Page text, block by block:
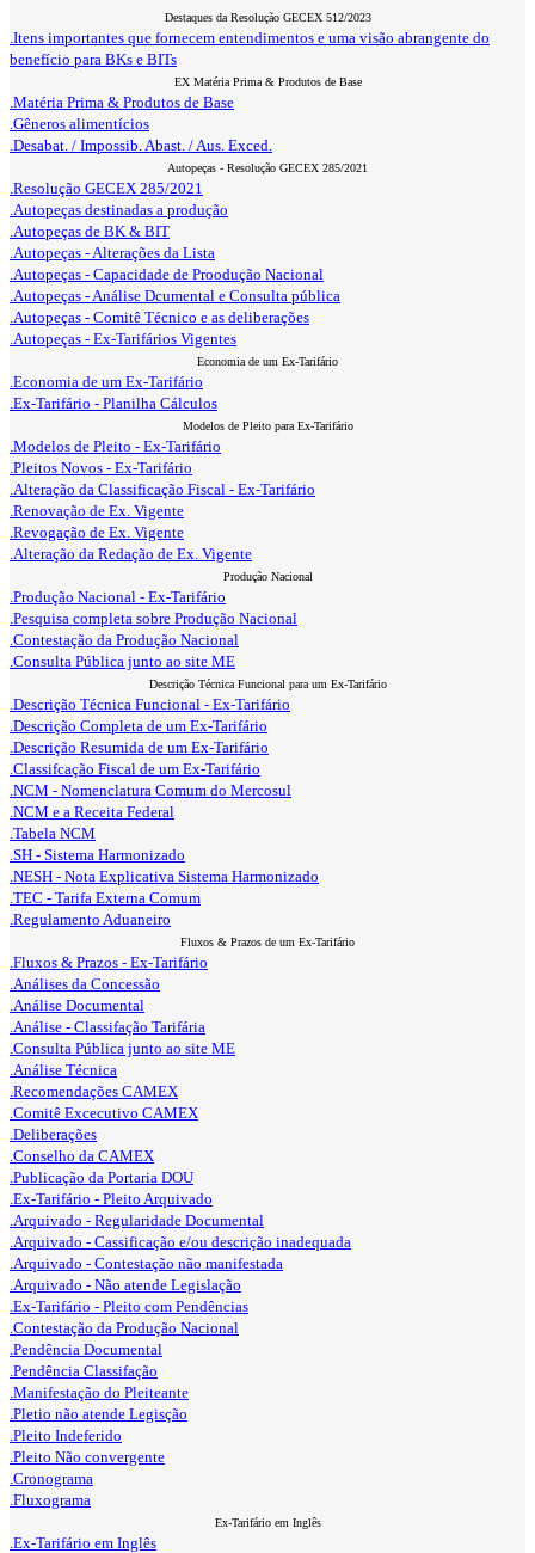
Destaques da Resolução GECEX 512/2023
.Itens importantes que fornecem entendimentos e uma visão abrangente do
benefício para BKs e BITs
EX Matéria Prima & Produtos de Base
.Matéria Prima & Produtos de Base
.Gêneros alimentícios
.Desabat. / Impossib. Abast. / Aus. Exced.
Autopeças - Resolução GECEX 285/2021
.Resolução GECEX 285/2021
.Autopeças destinadas a produção
.Autopeças de BK & BIT
.Autopeças - Alterações da Lista
.Autopeças - Capacidade de Proodução Nacional
.Autopeças - Análise Dcumental e Consulta pública
.Autopeças - Comitê Técnico e as deliberações
.Autopeças - Ex-Tarifários Vigentes
Economia de um Ex-Tarifário
.Economia de um Ex-Tarifário
.Ex-Tarifário - Planilha Cálculos
Modelos de Pleito para Ex-Tarifário
.Modelos de Pleito - Ex-Tarifário
.Pleitos Novos - Ex-Tarifário
.Alteração da Classificação Fiscal - Ex-Tarifário
.Renovação de Ex. Vigente
.Revogação de Ex. Vigente
.Alteração da Redação de Ex. Vigente
Produção Nacional
.Produção Nacional - Ex-Tarifário
.Pesquisa completa sobre Produção Nacional
.Contestação da Produção Nacional
.Consulta Pública junto ao site ME
Descrição Técnica Funcional para um Ex-Tarifário
.Descrição Técnica Funcional - Ex-Tarifário
.Descrição Completa de um Ex-Tarifário
.Descrição Resumida de um Ex-Tarifário
.Classifcação Fiscal de um Ex-Tarifário
.NCM - Nomenclatura Comum do Mercosul
.NCM e a Receita Federal
.Tabela NCM
.SH - Sistema Harmonizado
.NESH - Nota Explicativa Sistema Harmonizado
.TEC - Tarifa Externa Comum
.Regulamento Aduaneiro
Fluxos & Prazos de um Ex-Tarifário
.Fluxos & Prazos - Ex-Tarifário
.Análises da Concessão
.Análise Documental
.Análise - Classifação Tarifária
.Consulta Pública junto ao site ME
.Análise Técnica
.Recomendações CAMEX
.Comitê Excecutivo CAMEX
.Deliberações
.Conselho da CAMEX
.Publicação da Portaria DOU
.Ex-Tarifário - Pleito Arquivado
.Arquivado - Regularidade Documental
.Arquivado - Cassificação e/ou descrição inadequada
.Arquivado - Contestação não manifestada
.Arquivado - Não atende Legislação
.Ex-Tarifário - Pleito com Pendências
.Contestação da Produção Nacional
.Pendência Documental
.Pendência Classifação
.Manifestação do Pleiteante
.Pletio não atende Legisção
.Pleito Indeferido
.Pleito Não convergente
.Cronograma
.Fluxograma
Ex-Tarifário em Inglês
.Ex-Tarifário em Inglês